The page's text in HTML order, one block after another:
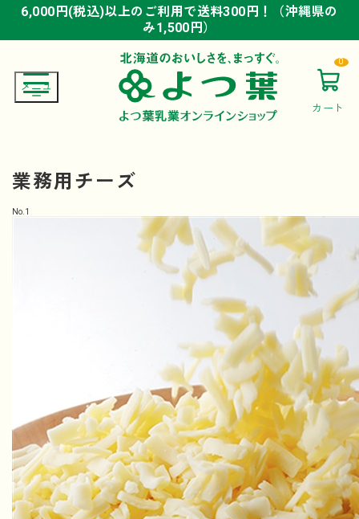
6,000円(税込)以上のご利用で送料300円！（沖縄県の
み1,500円）
6,000円(税込)以上のご利用で送料300円！（沖縄県の
み1,500円）
6,000円(税込)以上のご利用で送料300円！（沖縄県の
み1,500円）
カート
0
業務用チーズ
No. 1